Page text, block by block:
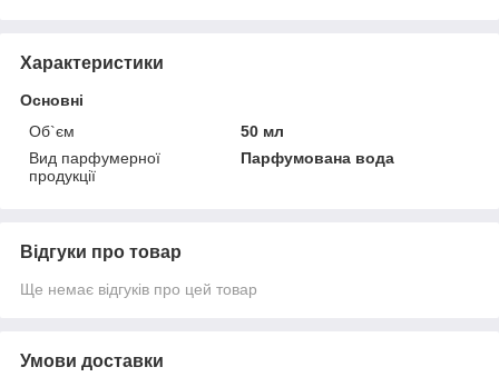
Характеристики
Основні
Об`єм
50 мл
Вид парфумерної
продукції
Парфумована вода
Відгуки про товар
Ще немає відгуків про цей товар
Умови доставки